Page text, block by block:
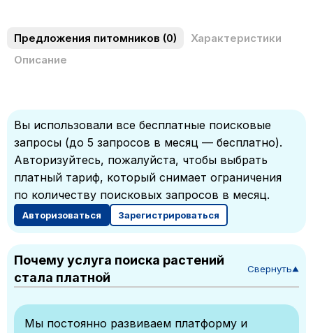
Предложения питомников (0)
Характеристики
Описание
Вы использовали все бесплатные поисковые
запросы (до 5 запросов в месяц — бесплатно).
Авторизуйтесь, пожалуйста, чтобы выбрать
платный тариф, который снимает ограничения
по количеству поисковых запросов в месяц.
Авторизоваться Зарегистрироваться
Почему услуга поиска растений
стала платной
Свернуть▼
Мы постоянно развиваем платформу и